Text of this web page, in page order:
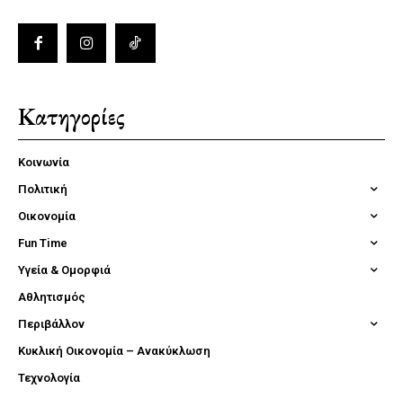
Κατηγορίες
Κοινωνία
Πολιτική
Οικονομία
Fun Time
Υγεία & Ομορφιά
Αθλητισμός
Περιβάλλον
Κυκλική Οικονομία – Ανακύκλωση
Τεχνολογία